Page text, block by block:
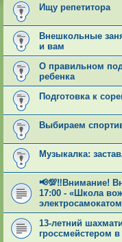
Ищу репетитора
Внешкольные
и вам
О правильном
ребенка
Подготовка к
Выбираем
Музыкалка:
📢💯‼Внимание!
17:00 - «Школа
13-летний
гроссмейстером